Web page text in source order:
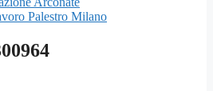
Palestro Milano